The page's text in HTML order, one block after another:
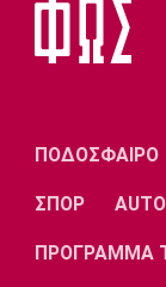
ΠΟΔΟΣΦΑΙΡΟ
ΣΠΟΡ
ΠΡΟΓΡΑΜΜΑ